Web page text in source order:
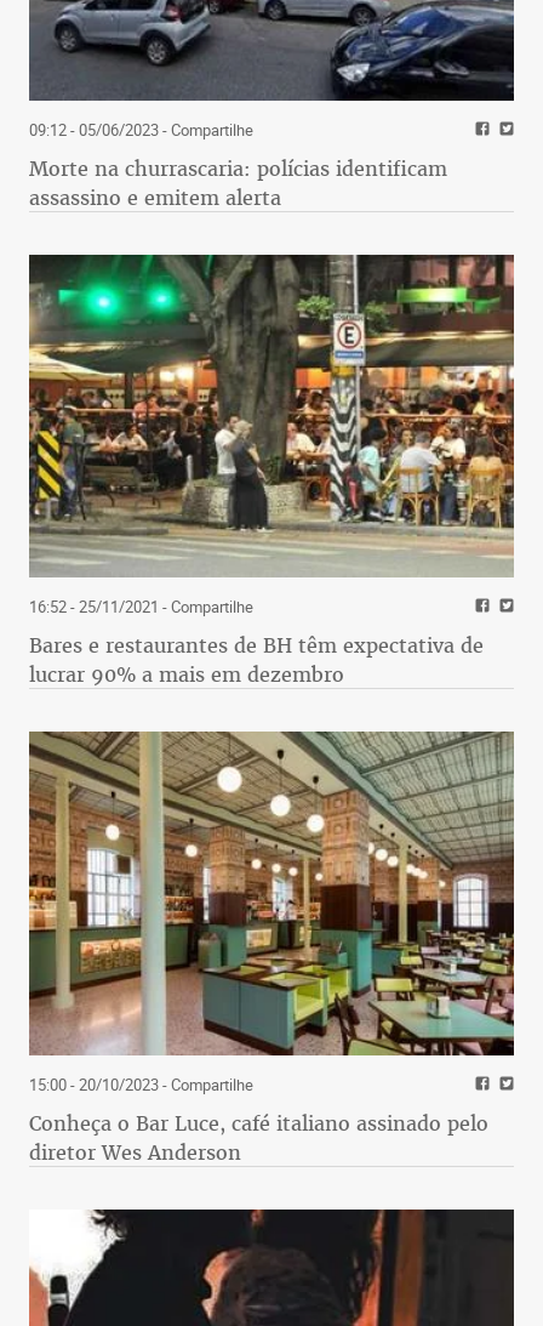
09:12 - 05/06/2023- Compartilhe
Morte na churrascaria: polícias identificam
assassino e emitem alerta
16:52 - 25/11/2021 - Compartilhe
Bares e restaurantes de BH têm expectativa de
lucrar 90% a mais em dezembro
15:00 - 20/10/2023- Compartilhe
Conheça o Bar Luce, café italiano assinado pelo
diretor Wes Anderson